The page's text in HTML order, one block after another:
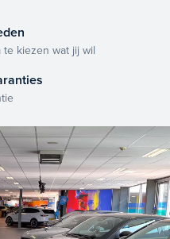
kiezen wat jij wil